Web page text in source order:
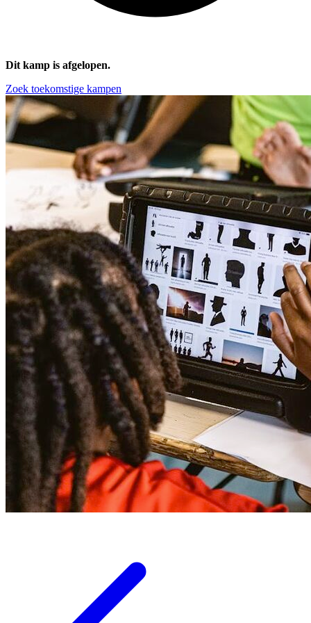
Dit kamp is afgelopen.
Zoek toekomstige kampen